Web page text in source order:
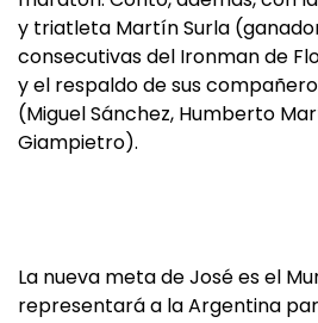
y triatleta Martín Surla
consecutivas del Ironman de
y el respaldo de sus
(Miguel Sánchez, Humberto
Giampietro).
La nueva meta de José es el
representará a la Argentina